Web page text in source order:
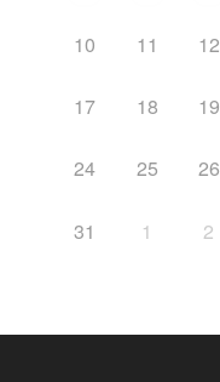
10 11 12
17 18 19
24 25 26
31 1 2